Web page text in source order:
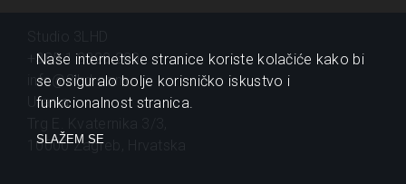
+385 1 2320 200
info@3lhd.com
Urania
10000 Zagreb, Hrvatska
Naše internetske stranice koriste kolačiće kako bi
se osiguralo bolje korisničko iskustvo i
funkcionalnost stranica.
SLAŽEM SE